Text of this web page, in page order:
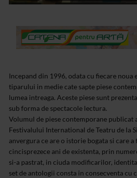
Incepand din 1996, odata cu fiecare noua
tiparului in medie cate sapte piese
lumea intreaga. Aceste piese sunt
sub forma de spectacole lectura.
Volumul de piese contemporane publicat
Festivalului International de Teatru de la
anvergura ce are o istorie bogata si care a
cincisprezece ani de existenta, prin
si-a pastrat, in ciuda modificarilor,
set de antologii consta in consecventa cu